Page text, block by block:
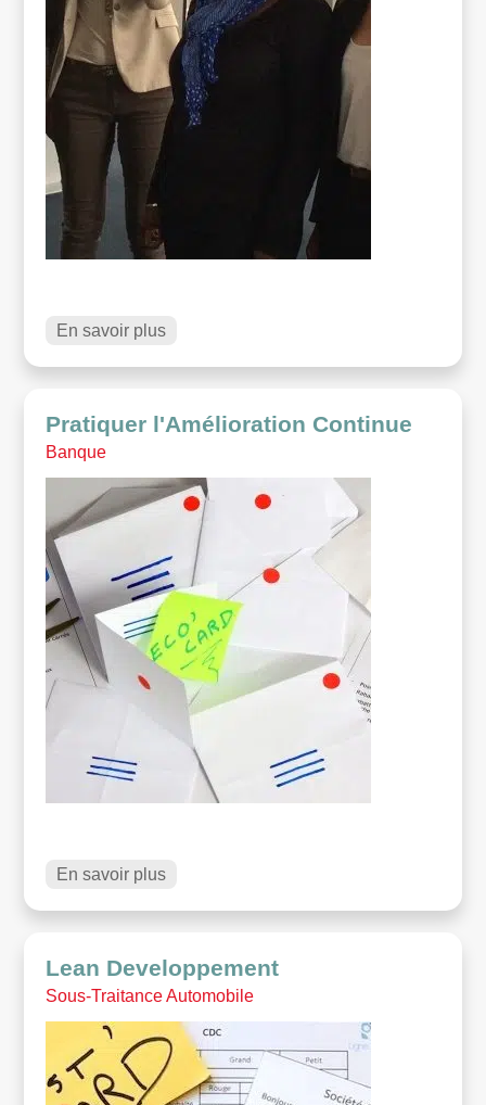
En savoir plus
Pratiquer l'Amélioration Continue
Banque
En savoir plus
Lean Developpement
Sous-Traitance Automobile